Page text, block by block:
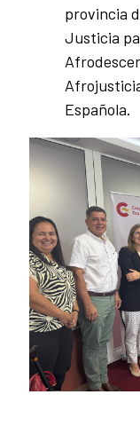
provincia
Justicia
Española.